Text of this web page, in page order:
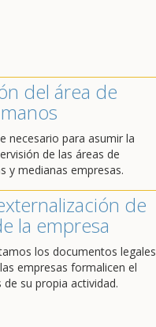
del área de
necesario para asumir la
de las áreas de
y medianas empresas.
de
la empresa
los documentos legales
empresas formalicen el
su propia actividad.